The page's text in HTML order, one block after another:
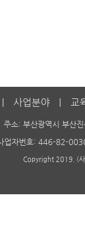
사업분야 교
주소: 부산광역시 부산
업자번호: 446-82-
Copyright 2019. (사